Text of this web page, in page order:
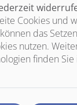
Getränke
Cookies und
das
nutzen.
finden